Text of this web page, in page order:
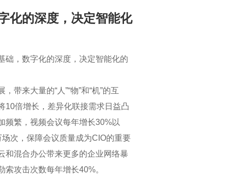
化的深度，决定智能化
础，数字化的深度，决定智能化的
带来大量的“人”“物”和“机”的互
10倍增长，差异化联接需求日益凸
频繁，视频会议每年增长30%以
场次，保障会议质量成为CIO的重要
和混合办公带来更多的企业网络暴
索攻击次数每年增长40%。